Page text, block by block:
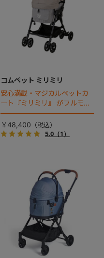
コムペット ミリミリ
安心満載・マジカルペットカ
ート『ミリミリ』 がフルモデ
ルチェンジ。 新機能「マジカ
ルフォールディング」搭載
￥48,400
5.0（1）